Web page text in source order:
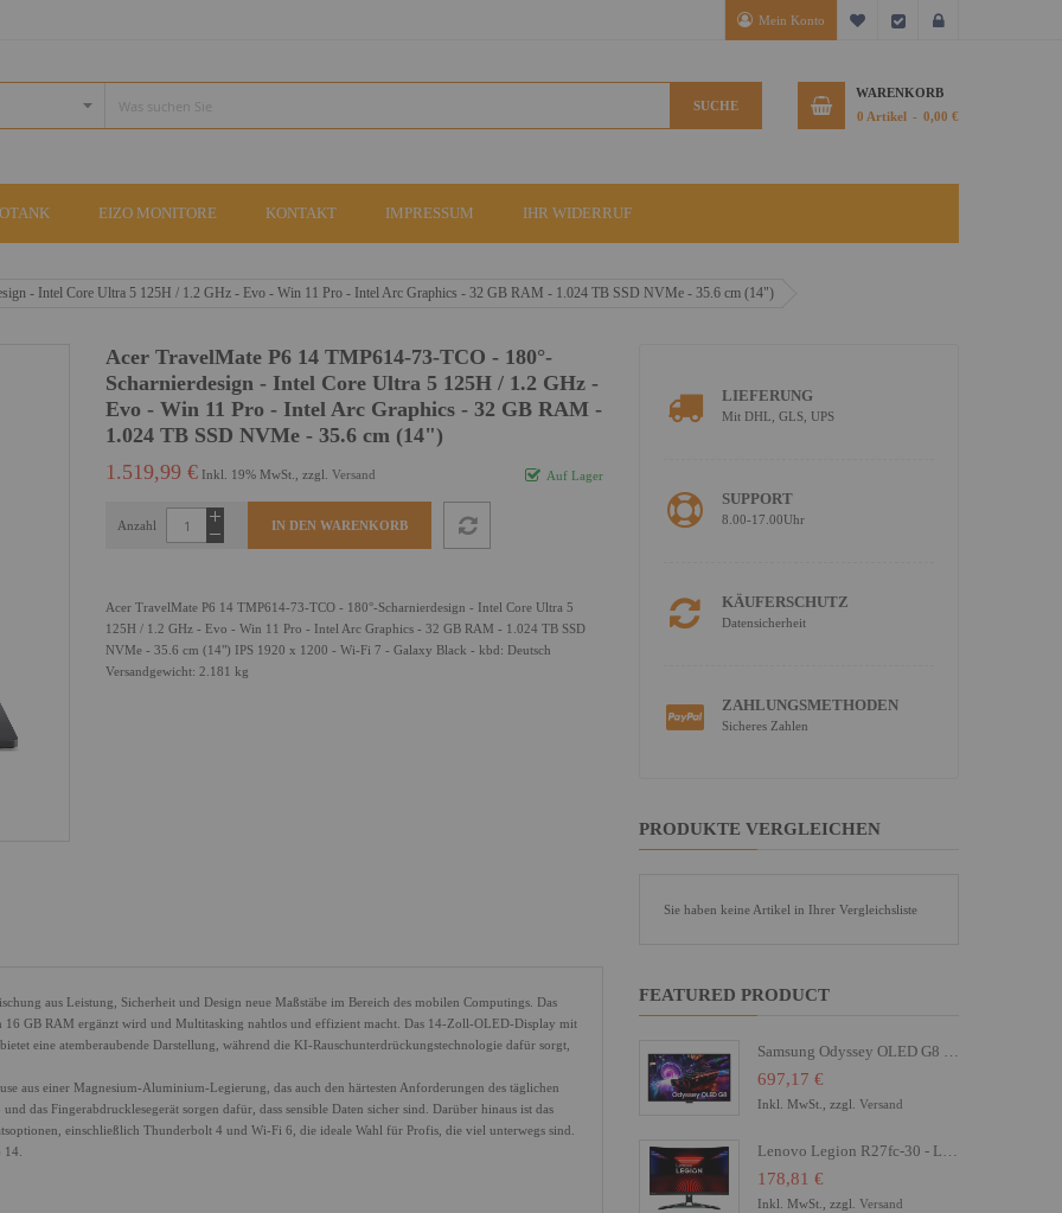
Mein Konto Mein Wunschzettel
Kasse
SUCHE
WARENKORB
0 Artikel 0,00 €
EIZO MONITORE KONTAKT IMPRESSUM IHR WIDERRUF
- Intel Core Ultra 5 125H / 1.2 GHz - Evo - Win 11 Pro - Intel Arc Graphics - 32 GB RAM - 1.024 TB SSD NVMe - 35.6 cm (14")
Acer TravelMate P6 14 TMP614-73-TCO - 180°-
Scharnierdesign - Intel Core Ultra 5 125H / 1.2 GHz -
Evo - Win 11 Pro - Intel Arc Graphics - 32 GB RAM -
1.024 TB SSD NVMe - 35.6 cm (14")
Auf Lager
1.519,99 € Inkl. 19% MwSt., zzgl. Versand
Anzahl IN DEN WARENKORB
Acer TravelMate P6 14 TMP614-73-TCO - 180°-Scharnierdesign - Intel Core Ultra 5
125H / 1.2 GHz - Evo - Win 11 Pro - Intel Arc Graphics - 32 GB RAM - 1.024 TB SSD
NVMe - 35.6 cm (14") IPS 1920 x 1200 - Wi-Fi 7 - Galaxy Black - kbd: Deutsch
Versandgewicht: 2.181 kg
aus Leistung, Sicherheit und Design neue Maßstäbe im Bereich des mobilen Computings. Das
16 GB RAM ergänzt wird und Multitasking nahtlos und effizient macht. Das 14-Zoll-OLED-Display mit
eine atemberaubende Darstellung, während die KI-Rauschunterdrückungstechnologie dafür sorgt,
aus einer Magnesium-Aluminium-Legierung, das auch den härtesten Anforderungen des täglichen
das Fingerabdrucklesegerät sorgen dafür, dass sensible Daten sicher sind. Darüber hinaus ist das
einschließlich Thunderbolt 4 und Wi-Fi 6, die ideale Wahl für Profis, die viel unterwegs sind.
LIEFERUNG
Mit DHL, GLS, UPS
SUPPORT
8.00-17.00Uhr
KÄUFERSCHUTZ
Datensicherheit
ZAHLUNGSMETHODEN
Sicheres Zahlen
PRODUKTE VERGLEICHEN
Sie haben keine Artikel in Ihrer Vergleichsliste
FEATURED PRODUCT
Samsung Odyssey OLED G8 S27FG810SU - G81SF Series - OLED-Monitor - Gaming - 68.6 cm (27")
697,17 €
Inkl. MwSt., zzgl. Versand
Lenovo Legion R27fc-30 - LED-Monitor - Gaming - gebogen - 68.6 cm (27")
178,81 €
Inkl. MwSt., zzgl. Versand